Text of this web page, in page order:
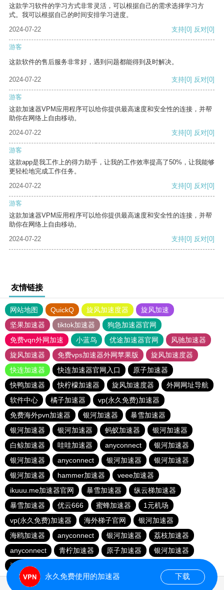
这款学习软件的学习方式非常灵活，可以根据自己的需求选择学习方
式。我可以根据自己的时间安排学习进度。
2024-07-22
支持[0] 反对[0]
游客
这款软件的售后服务非常好，遇到问题都能得到及时解决。
2024-07-22 支持[0] 反对[0]
游客
这款加速器VPM应用程序可以给你提供最高速度和安全性的连接，并帮
助你在网络上自由移动。
2024-07-22
支持[0] 反对[0]
游客
这款app是我工作上的得力助手，让我的工作效率提高了50%，让我能够
更轻松地完成工作任务。
2024-07-22
支持[0] 反对[0]
游客
这款加速器VPM应用程序可以给你提供最高速度和安全性的连接，并帮
助你在网络上自由移动。
2024-07-22
支持[0] 反对[0]
友情链接
网站地图 QuickQ 旋风加速度器
旋风加速
坚果加速器
tiktok加速器
狗急加速器官网
免费vqn外网加速
小蓝鸟 优途加速器官网
风驰加速器
旋风加速器
免费vps加速器外网苹果版
旋风加速度器
快连加速器
快连加速器官网入口
原子加速器
快鸭加速器
快柠檬加速器 旋风加速度器
外网网址导航
软件中心
橘子加速器
vp(永久免费)加速器
免费海外pvn加速器
银河加速器
暴雪加速器
银河加速器
银河加速器 蚂蚁加速器
银河加速器
白鲸加速器
哇哇加速器 anyconnect
银河加速器
银河加速器
anyconnect 银河加速器
银河加速器
银河加速器
hammer加速器
veee加速器
ikuuu.me加速器官网
暴雪加速器
纵云梯加速器
暴雪加速器
优云666 蜜蜂加速器
1元机场
vp(永久免费)加速器
海外梯子官网
银河加速器
海鸥加速器
anyconnect 银河加速器
荔枝加速器
anyconnect
青柠加速器 原子加速器
银河加速器
速鹰666
永久免费使用的加速器 下载